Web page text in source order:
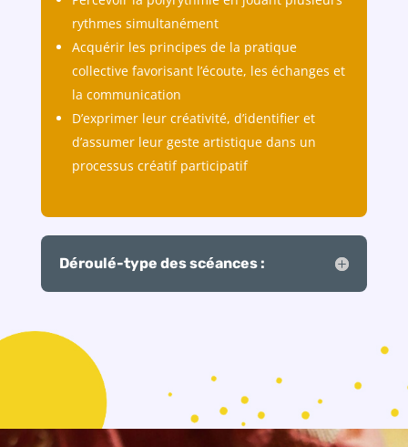
rythmes simultanément
Acquérir les principes de la pratique
collective favorisant l’écoute, les échanges et
la communication
D’exprimer leur créativité, d’identifier et
d’assumer leur geste artistique dans un
processus créatif participatif
Déroulé-type des scéances :